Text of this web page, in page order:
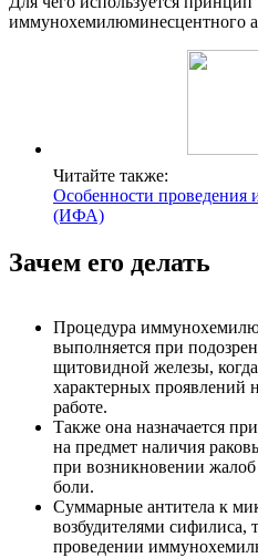
иммунохемилюминесцентного
Читайте также:
Особенности проведения
(ИФА)
Зачем его делать
Процедура
выполняется при
щитовидной железы,
характерных проявлений
работе.
Также она назначается
на предмет наличия
при возникновении
боли.
Суммарные антитела к
возбудителями сифилиса,
проведении